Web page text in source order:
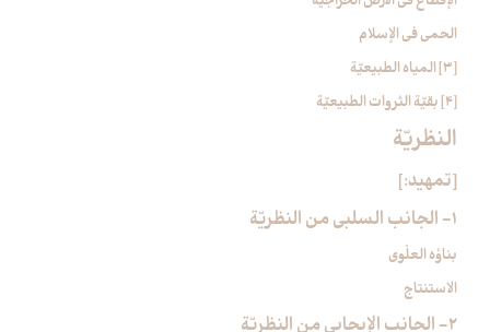
الحمى في الإسلام
[3] المياه الطبيعيّة
[4] بقيّة الثروات الطبيعيّة
النظريّة
[تمهيد:]
1- الجانب السلبي من النظريّة
بناؤه العلْوي
الاستنتاج
2- الجانب الإيجابي من النظريّة